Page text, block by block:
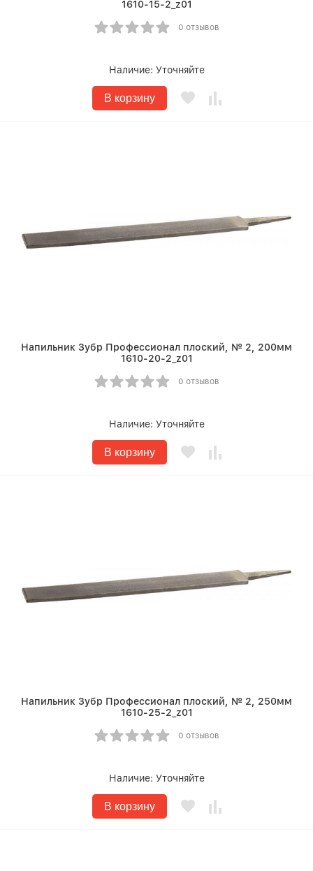
1610-15-2_z01
0 отзывов
Наличие: Уточняйте
В корзину
Напильник Зубр Профессионал плоский, № 2, 200мм
1610-20-2_z01
0 отзывов
Наличие: Уточняйте
В корзину
Напильник Зубр Профессионал плоский, № 2, 250мм
1610-25-2_z01
0 отзывов
Наличие: Уточняйте
В корзину